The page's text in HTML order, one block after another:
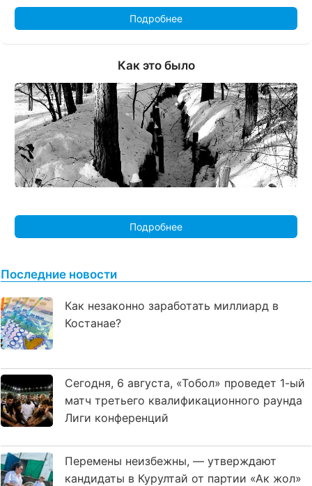
Подробнее
Как это было
Подробнее
Последние новости
Как незаконно заработать миллиард в
Костанае?
Сегодня, 6 августа, «Тобол» проведет 1-ый
матч третьего квалификационного раунда
Лиги конференций
Перемены неизбежны, — утверждают
кандидаты в Курултай от партии «Ак жол»